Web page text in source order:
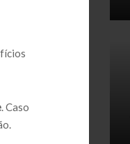
. Caso